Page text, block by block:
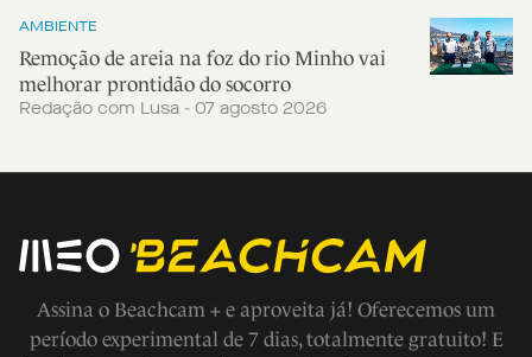
AMBIENTE
Remoção de areia na foz do rio Minho vai
melhorar prontidão do socorro
Redação com Lusa - 07 agosto 2026
Assina o Beachcam + e aproveita já! Oferecemos um
período experimental de 7 dias, totalmente gratuito! E